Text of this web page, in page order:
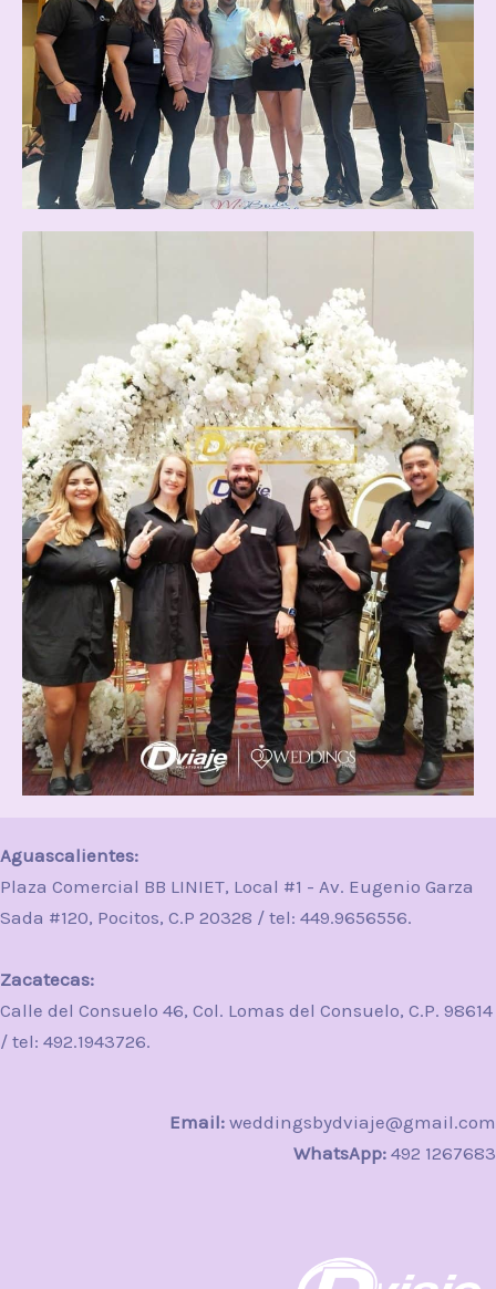
Aguascalientes:
Plaza Comercial BB LINIET, Local #1 - Av. Eugenio Garza
Sada #120, Pocitos, C.P 20328 / tel: 449.9656556.
Zacatecas:
Calle del Consuelo 46, Col. Lomas del Consuelo, C.P. 98614
/ tel: 492.1943726.
Email: weddingsbydviaje@gmail.com
WhatsApp: 492 1267683